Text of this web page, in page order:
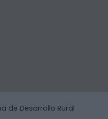
de Desarrollo Rural